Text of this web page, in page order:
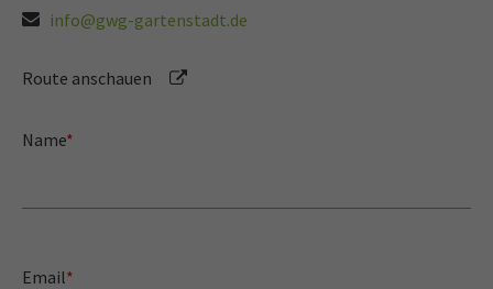
info@gwg-gartenstadt.de
Route anschauen
Name*
Email*